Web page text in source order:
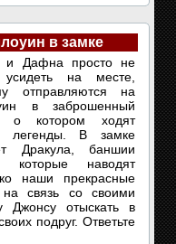
в замке
и Дафна просто не
усидеть на месте,
отправляются на
в заброшенный
о котором ходят
легенды. В замке
Дракула, баншии
которые наводят
наши прекрасные
связь со своими
Джонсу отыскать в
подруг. Ответьте